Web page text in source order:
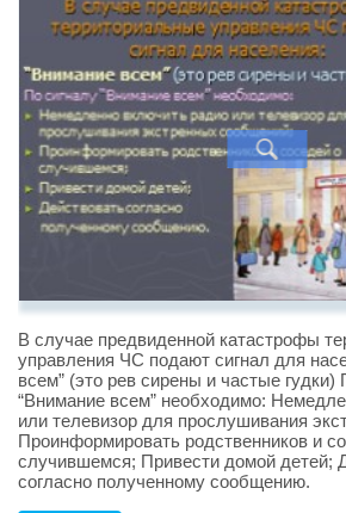
В случае предвиденной катастрофы
управления ЧС подают сигнал для
всем” (это рев сирены и частые гудки)
“Внимание всем” необходимо:
или телевизор для прослушивания
Проинформировать родственников и
случившемся; Привести домой детей;
согласно полученному сообщению.